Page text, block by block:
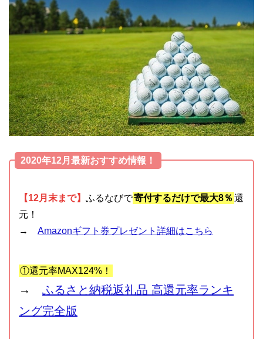
2020年12月最新おすすめ情報！
【12月末まで】 ふるなびで寄付するだけで最大8％ 還
元！
→ Amazonギフト券プレゼント詳細はこちら
①還元率MAX124%！
→ ふるさと納税返礼品 高還元率ランキ
ング完全版